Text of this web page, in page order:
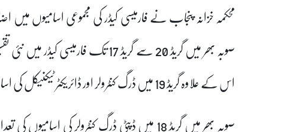
محکمہ خزانہ پنجاب نے فارمیسی کیڈر کی مجموعی اسامیوں
صوبہ بھر میں گریڈ 20 سے گریڈ 17 تک
اس کے علاوہ گریڈ 19 میں ڈرگ کنٹرولر اور ڈائریکٹر ٹیکنیکل کی اسامیوں کی تعداد میں بھی اضافہ کر دیا گیا۔